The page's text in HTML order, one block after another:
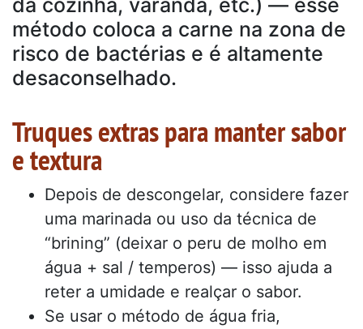
da cozinha, varanda, etc.) — esse
método coloca a carne na zona de
risco de bactérias e é altamente
desaconselhado.
Truques extras para manter sabor
e textura
Depois de descongelar, considere fazer
uma marinada ou uso da técnica de
“brining” (deixar o peru de molho em
água + sal / temperos) — isso ajuda a
reter a umidade e realçar o sabor.
Se usar o método de água fria,